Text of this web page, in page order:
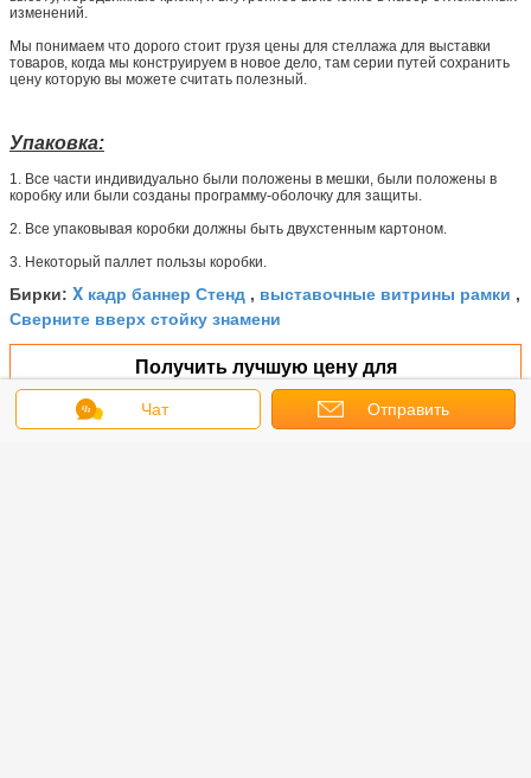
изменений.
Мы понимаем что дорого стоит грузя цены для стеллажа для выставки
товаров, когда мы конструируем в новое дело, там серии путей сохранить
цену которую вы можете считать полезный.
Упаковка:
1. Все части индивидуально были положены в мешки, были положены в
коробку или были созданы программу-оболочку для защиты.
2. Все упаковывая коробки должны быть двухстенным картоном.
3. Некоторый паллет пользы коробки.
Бирки: X кадр баннер Стенд , выставочные витрины рамки ,
Сверните вверх стойку знамени
Получить лучшую цену для
Чат Отправить